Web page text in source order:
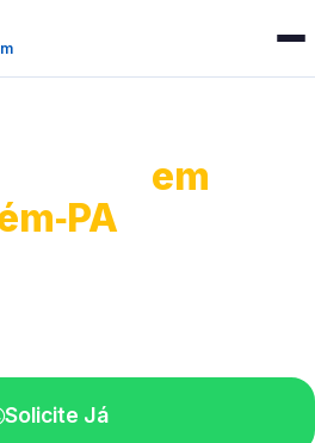
em
Solicite Já